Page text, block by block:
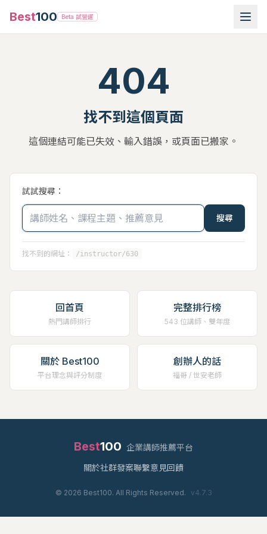
Best100 Beta 試營運
404
找不到這個頁面
這個連結可能已失效、輸入錯誤，或頁面已搬家。
試試搜尋：
搜尋
找不到的網址： /instructor/630
回首頁
熱門講師排行
完整排行榜
543 位講師、雙年度
關於 Best100
平台理念與評分制度
創辦人的話
福哥 / 世安老師
Best100 企業講師推薦平台
關於社群發案聯繫意見回饋
© 2026 Best100. All Rights Reserved. v4.7.3